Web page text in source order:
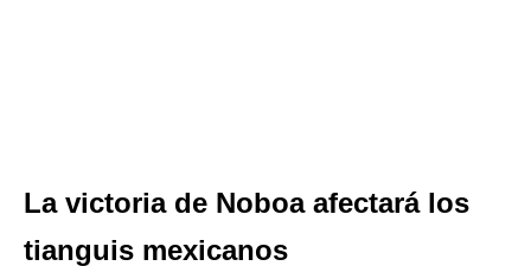
La victoria de Noboa afectará los
tianguis mexicanos